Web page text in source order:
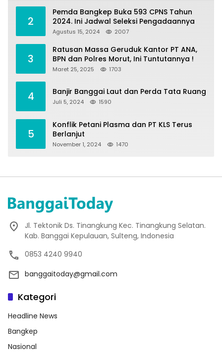
2
Pemda Bangkep Buka 593 CPNS Tahun
2024. Ini Jadwal Seleksi Pengadaannya
Agustus 15, 2024 2007
3
Ratusan Massa Geruduk Kantor PT ANA,
BPN dan Polres Morut, Ini Tuntutannya !
Maret 25, 2025 1703
4 Banjir Banggai Laut dan Perda Tata Ruang
Juli 5, 2024 1590
5
Konflik Petani Plasma dan PT KLS Terus
Berlanjut
November 1, 2024 1470
Jl. Tektonik Ds. Tinangkung Kec. Tinangkung Selatan.
Kab. Banggai Kepulauan, Sulteng, Indonesia
0853 4240 9940
banggaitoday@gmail.com
Kategori
Headline News
Bangkep
Nasional